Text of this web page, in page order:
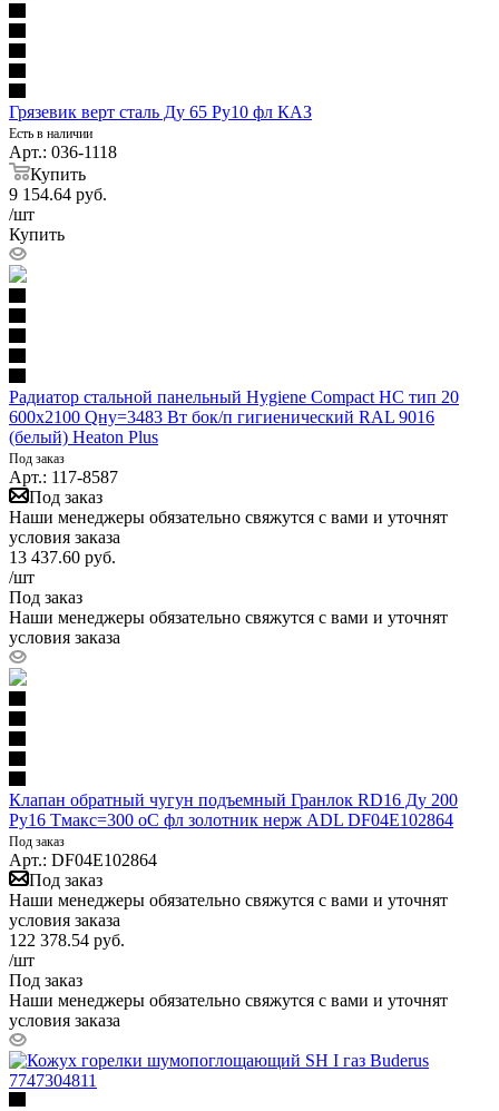
Грязевик верт сталь Ду 65 Ру10 фл КАЗ
Есть в наличии
Арт.: 036-1118
Купить
9 154.64 руб.
/шт
Купить
Радиатор стальной панельный Hygiene Compact HC тип 20
600х2100 Qну=3483 Вт бок/п гигиенический RAL 9016
(белый) Heaton Plus
Под заказ
Арт.: 117-8587
Под заказ
Наши менеджеры обязательно свяжутся с вами и уточнят
условия заказа
13 437.60 руб.
/шт
Под заказ
Наши менеджеры обязательно свяжутся с вами и уточнят
условия заказа
Клапан обратный чугун подъемный Гранлок RD16 Ду 200
Ру16 Тмакс=300 оС фл золотник нерж ADL DF04E102864
Под заказ
Арт.: DF04E102864
Под заказ
Наши менеджеры обязательно свяжутся с вами и уточнят
условия заказа
122 378.54 руб.
/шт
Под заказ
Наши менеджеры обязательно свяжутся с вами и уточнят
условия заказа